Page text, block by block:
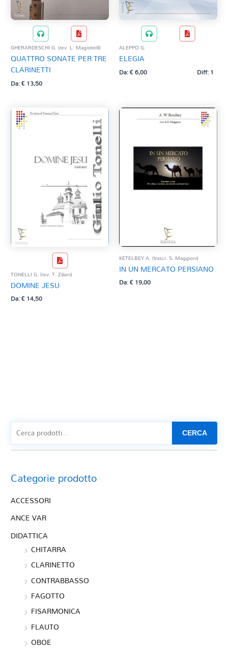
GHERARDESCHI G. (rev. L. Magistrelli)
QUATTRO SONATE PER TRE
CLARINETTI
Da:€13,50
ALEPPO G.
ELEGIA
Da:€6,00 Diff: 1
TONELLI G. (rev. T. Ziliani)
DOMINE JESU
Da:€14,50
KETELBEY A. (trascr. S. Maggioni)
IN UN MERCATO PERSIANO
Da:€19,00
CERCA
Categorie prodotto
ACCESSORI
ANCE VAR
DIDATTICA
CHITARRA
CLARINETTO
CONTRABBASSO
FAGOTTO
FISARMONICA
FLAUTO
OBOE